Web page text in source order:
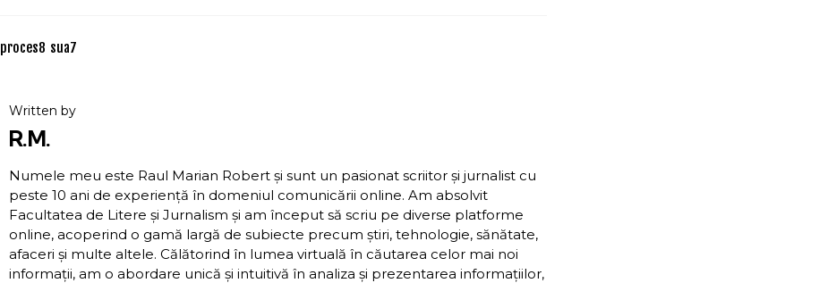
proces8 sua7
Written by
R.M.
Numele meu este Raul Marian Robert și sunt un pasionat scriitor și jurnalist cu
peste 10 ani de experiență în domeniul comunicării online. Am absolvit
Facultatea de Litere și Jurnalism și am început să scriu pe diverse platforme
online, acoperind o gamă largă de subiecte precum știri, tehnologie, sănătate,
afaceri și multe altele. Călătorind în lumea virtuală în căutarea celor mai noi
informații, am o abordare unică și intuitivă în analiza și prezentarea informațiilor,